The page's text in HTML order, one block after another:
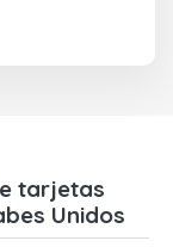
tarjetas
Unidos